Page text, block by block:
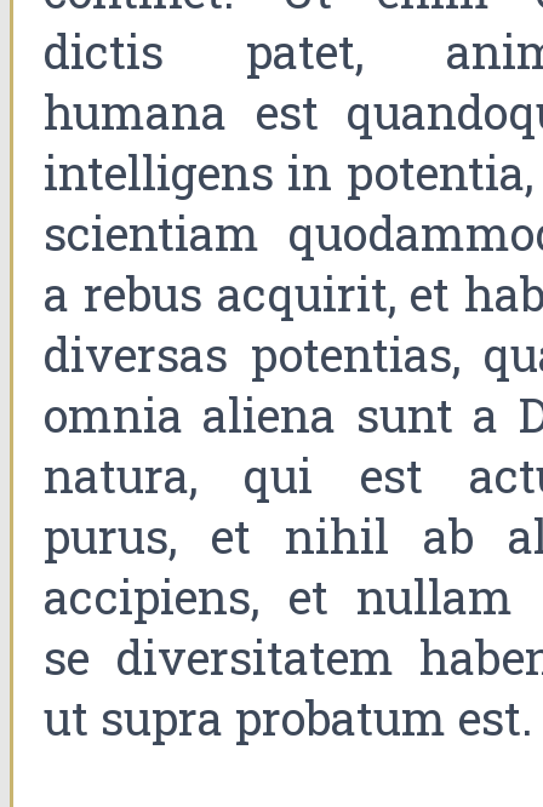
dictis patet,
humana est
intelligens in potentia,
scientiam
a rebus acquirit, et
diversas potentias,
omnia aliena sunt a
natura, qui est
purus, et nihil ab
accipiens, et nullam
se diversitatem
ut supra probatum est.